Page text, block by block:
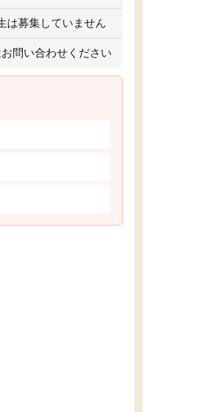
は募集していません
問い合わせください